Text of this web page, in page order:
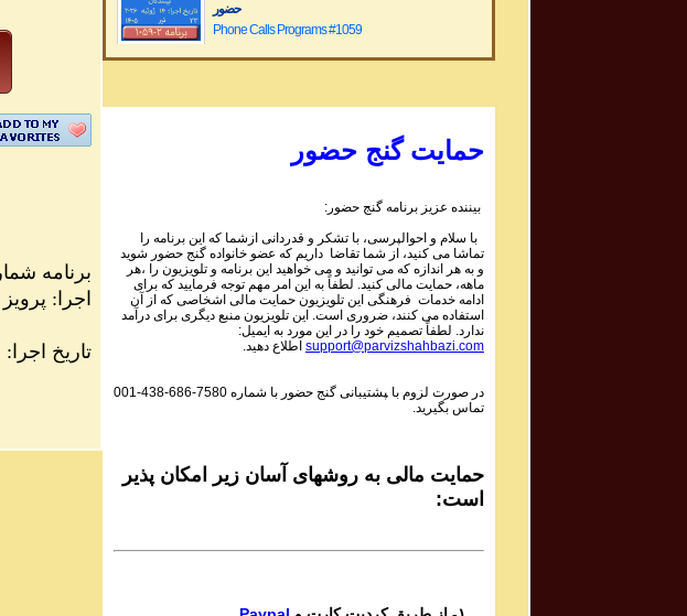
برنامه شماره ۱- ۸۶۹
اجرا:
۱۴۰۰ تاریخ اجرا: ۴ ژوئن ۲۰۲۱ - ۱۴ خرداد
حضور
Phone Calls Programs #1059
Parviz Shahbazi - Ganje Hozour | پرویز شهبازی - گنج
Phone Calls Programs #1059
Parviz Shahbazi - Ganje Hozour | پرویز شهبازی - گنج
حضور
Phone Calls Programs #1058
2 | ۱۰۵۸
Parviz Shahbazi - Ganje Hozour | پرویز شهبازی - گنج
حضور
Phone Calls Programs #1058
حضور
حضور
حضور
Parviz Shahbazi - Ganje Hozour | پرویز شهبازی - گنج
حمایت گنج حضور
بیننده عزیز برنامه گنج حضور:
با سلام و احوالپرسی، با تشکر و قدردانی ازشما که این برنامه را
تماشا می کنید، از شما تقاضا داریم که عضو خانواده گنج حضور شوید
و به هر اندازه که می توانید و می خواهید این برنامه و تلویزیون را ،هر
ماهه، حمایت مالی کنید. لطفاً به این امر مهم توجه فرمایید که برای
ادامه خدمات فرهنگی این تلویزیون حمایت مالی اشخاصی که از آن
استفاده می کنند، ضروری است. این تلویزیون منبع دیگری برای درآمد
ندارد. لطفاً تصمیم خود را در این مورد به ایمیل:
support@parvizshahbazi.com اطلاع دهید.
در صورت لزوم با ‍پشتیبانی گنج حضور با شماره 001-438-686-7580
تماس بگیرید.
حمایت مالی به روشهای آسان زیر امکان پذیر
است: